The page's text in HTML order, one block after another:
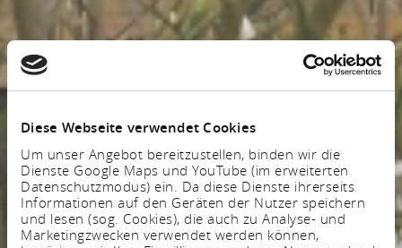
Diese Webseite verwendet Cookies
Um unser Angebot bereitzustellen, binden wir die
Dienste Google Maps und YouTube (im erweiterten
Datenschutzmodus) ein. Da diese Dienste ihrerseits
Informationen auf den Geräten der Nutzer speichern
und lesen (sog. Cookies), die auch zu Analyse- und
Marketingzwecken verwendet werden können,